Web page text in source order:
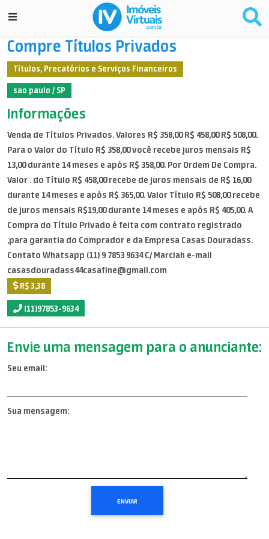
Compre Títulos Privados
Títulos, Precatórios e Serviços Financeiros
sao paulo / SP
Informações
Venda de Títulos Privados. Valores R$ 358,00 R$ 458,00 R$ 508,00.
Para o Valor do Título R$ 358,00 você recebe juros mensais R$
13,00 durante 14 meses e após R$ 358,00. Por Ordem De Compra.
Valor . do Título R$ 458,00 recebe de juros mensais de R$ 16,00
durante 14 meses e após R$ 365,00. Valor Título R$ 508,00 recebe
de juros mensais R$19,00 durante 14 meses e após R$ 405,00. A
Compra do Título Privado é feita com contrato registrado
,para garantia do Comprador e da Empresa Casas Douradass.
Contato Whatsapp (11) 9 7853 9634 C/ Marciah e-mail
casasdouradass44casafine@gmail.com
R$ 3,38
(11)97853-9634
Envie uma mensagem para o anunciante:
Seu email:
Sua mensagem: